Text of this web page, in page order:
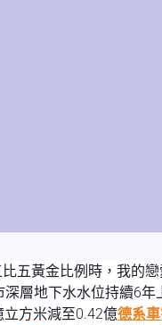
五黃金比例時，我的戀
深層地下水水位持續6年
方米減至0.42億德系